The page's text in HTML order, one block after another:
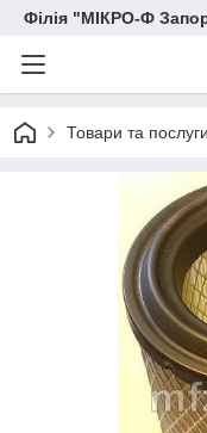
Філія "МІКРО-Ф
Товари та послуги